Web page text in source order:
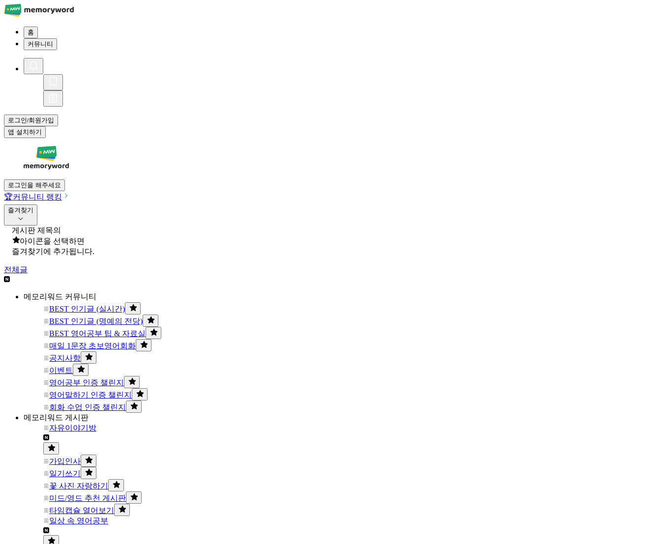
홈
커뮤니티
로그인/회원가입
앱 설치하기
로그인을 해주세요
🏆커뮤니티 랭킹
즐겨찾기
게시판 제목의
아이콘을 선택하면
즐겨찾기에 추가됩니다.
전체글
메모리워드 커뮤니티
BEST 인기글 (실시간)
BEST 인기글 (명예의 전당)
BEST 영어공부 팁 & 자료실
매일 1문장 초보영어회화
공지사항
이벤트
영어공부 인증 챌린지
영어말하기 인증 챌린지
회화 수업 인증 챌린지
메모리워드 게시판
자유이야기방
가입인사
일기쓰기
꽃 사진 자랑하기
미드/영드 추천 게시판
타임캡슐 열어보기
일상 속 영어공부